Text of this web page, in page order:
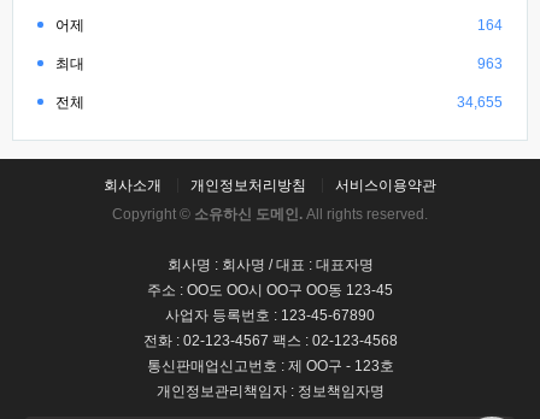
어제 164
최대 963
전체 34,655
회사소개 개인정보처리방침
서비스이용약관
Copyright © 소유하신 도메인. All rights reserved.
회사명 : 회사명 / 대표 : 대표자명
주소 : OO도 OO시 OO구 OO동 123-45
사업자 등록번호 : 123-45-67890
전화 : 02-123-4567 팩스 : 02-123-4568
통신판매업신고번호 : 제 OO구 - 123호
개인정보관리책임자 : 정보책임자명